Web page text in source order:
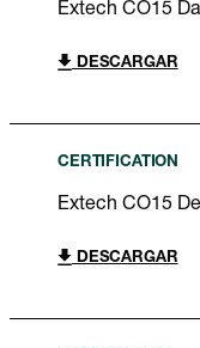
Extech CO15
DESCARGAR
CERTIFICATION
Extech CO15
DESCARGAR